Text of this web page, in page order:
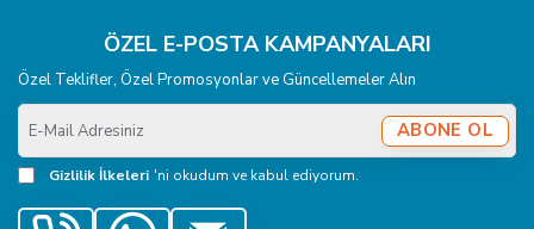
ÖZEL E-POSTA KAMPANYALARI
Özel Teklifler, Özel Promosyonlar ve Güncellemeler Alın
E-
Mail
Adresiniz
ABONE OL
Gizlilik İlkeleri 'ni okudum ve kabul ediyorum.